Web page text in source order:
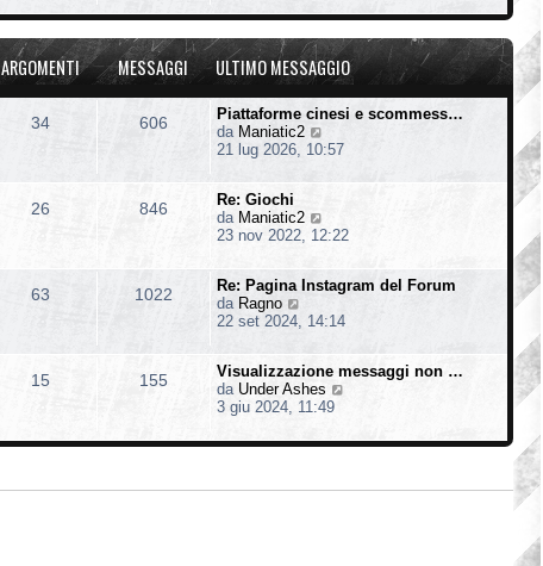
o
s
a
g
g
i
o
m
o
m
e
s
a
g
i
i
l
t
o
m
e
a
g
g
o
ARGOMENTI MESSAGGI ULTIMO MESSAGGIO
34 606
Piattaforme cinesi e scommess…
da Maniatic2
e
t
m
o
e
a
g
g
o
21 lug 2026, 10:57
26 846
Re: Giochi
da Maniatic2
e
u
t
m
o
m
e
s
23 nov 2022, 12:22
63 1022
Re: Pagina Instagram del Forum
da Ragno
e
i
u
l
t
m
22 set 2024, 14:14
15 155
Visualizzazione messaggi non …
da Under Ashes
i
t
3 giu 2024, 11:49